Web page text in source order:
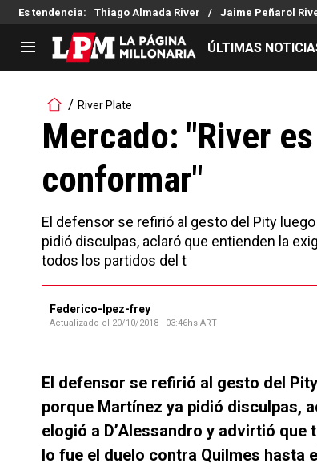
Es tendencia: Thiago Almada River Jaime Peñarol
LIGA PROFESIONAL
Noticias
Tabla de posiciones
Reserva
Copa Sudamericana
Copa Argentina
Selección Argentina
ÚLTIMAS
River Plate
Mercado: "River
conformar"
El defensor se refirió al gesto del Pity
pidió disculpas, aclaró que entienden la
todos los partidos del t
Federico-lpez-frey
Actualizado el 20/10/2018 - 03:46hs ART
El defensor se refirió al gesto del
porque Martínez ya pidió disculpas,
elogió a D’Alessandro y advirtió
lo fue el duelo contra Quilmes hasta